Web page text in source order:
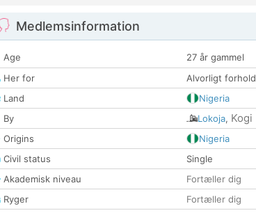
Medlemsinformation
Age
27 år gammel
Her for
Alvorligt forhold
Land
Nigeria
By
Lokoja, Kogi
Origins
Nigeria
Civil status
Single
Akademisk niveau
Fortæller dig
Ryger
Fortæller dig